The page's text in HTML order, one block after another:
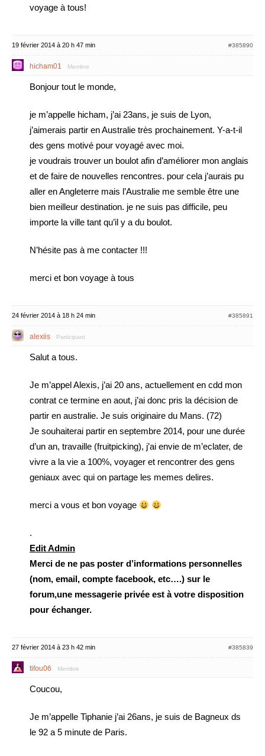
voyage à tous!
19 février 2014 à 20 h 47 min #385890
hicham01 Membre
Bonjour tout le monde,
je m’appelle hicham, j’ai 23ans, je suis de Lyon,
j’aimerais partir en Australie très prochainement. Y-a-t-il
des gens motivé pour voyagé avec moi.
je voudrais trouver un boulot afin d’améliorer mon anglais
et de faire de nouvelles rencontres. pour cela j’aurais pu
aller en Angleterre mais l’Australie me semble être une
bien meilleur destination. je ne suis pas difficile, peu
importe la ville tant qu’il y a du boulot.
N’hésite pas à me contacter !!!
merci et bon voyage à tous
24 février 2014 à 18 h 24 min #385891
alexiis Participant
Salut a tous.
Je m’appel Alexis, j’ai 20 ans, actuellement en cdd mon
contrat ce termine en aout, j’ai donc pris la décision de
partir en australie. Je suis originaire du Mans. (72)
Je souhaiterai partir en septembre 2014, pour une durée
d’un an, travaille (fruitpicking), j’ai envie de m’eclater, de
vivre a la vie a 100%, voyager et rencontrer des gens
geniaux avec qui on partage les memes delires.
merci a vous et bon voyage
.
Edit Admin
Merci de ne pas poster d’informations personnelles
(nom, email, compte facebook, etc….) sur le
forum,une messagerie privée est à votre disposition
pour échanger.
27 février 2014 à 23 h 42 min #385839
tifou06 Membre
Coucou,
Je m’appelle Tiphanie j’ai 26ans, je suis de Bagneux ds
le 92 a 5 minute de Paris.